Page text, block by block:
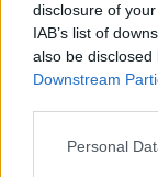
disclosure of
IAB’s list of
also be
Downstream
Please note that
Personal
előírásaiba